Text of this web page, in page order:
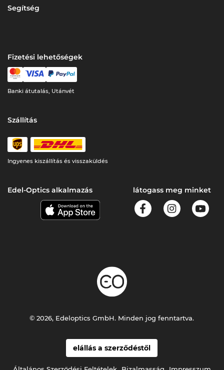
Segítség
Fizetési lehetőségek
Banki átutalás, Utánvét
Szállítás
Ingyenes kiszállítás és visszaküldés
Edel-Optics alkalmazás látogass meg minket
elállás a szerződéstől
© 2026, Edeloptics GmbH. Minden jog fenntartva.